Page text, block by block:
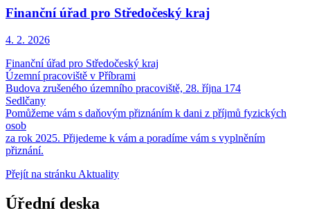
Finanční úřad pro Středočeský kraj
4. 2. 2026
Finanční úřad pro Středočeský kraj
Územní pracoviště v Příbrami
Budova zrušeného územního pracoviště, 28. října 174
Sedlčany
Pomůžeme vám s daňovým přiznáním k dani z příjmů fyzických
osob
za rok 2025. Přijedeme k vám a poradíme vám s vyplněním
přiznání.
Přejít na stránku Aktuality
Úřední deska